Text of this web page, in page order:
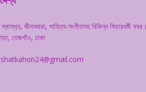
জীবনধারা, সাহিত্য-সংগীতসহ বিভিন্ন ফিচারধর্মী খবর।
তেজগাঁও, ঢাকা
shatkahon24@gmail.com